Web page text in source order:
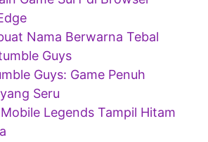
Nama Berwarna Tebal
Guys
Guys: Game Penuh
Seru
Legends Tampil Hitam